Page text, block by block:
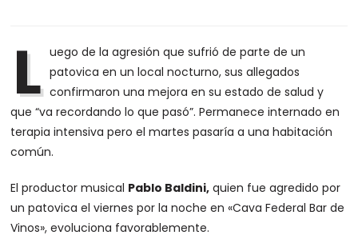
L uego de la agresión que sufrió de parte de un
patovica en un local nocturno, sus allegados
confirmaron una mejora en su estado de salud y
que “va recordando lo que pasó”. Permanece internado en
terapia intensiva pero el martes pasaría a una habitación
común.
El productor musical Pablo Baldini, quien fue agredido por
un patovica el viernes por la noche en «Cava Federal Bar de
Vinos», evoluciona favorablemente.